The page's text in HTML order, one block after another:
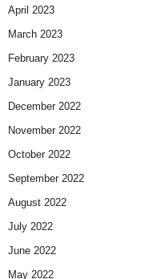
April 2023
March 2023
February 2023
January 2023
December 2022
November 2022
October 2022
September 2022
August 2022
July 2022
June 2022
May 2022